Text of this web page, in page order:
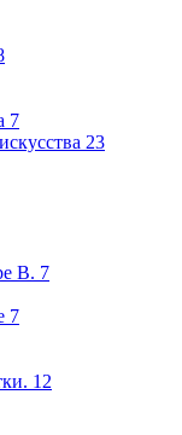
7
23
В. 7
7
12